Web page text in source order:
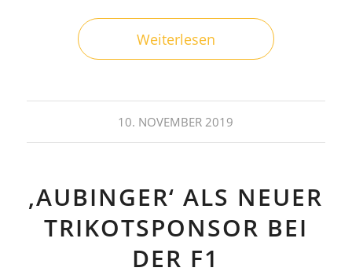
Weiterlesen
10. NOVEMBER 2019
‚AUBINGER‘ ALS NEUER
TRIKOTSPONSOR BEI
DER F1